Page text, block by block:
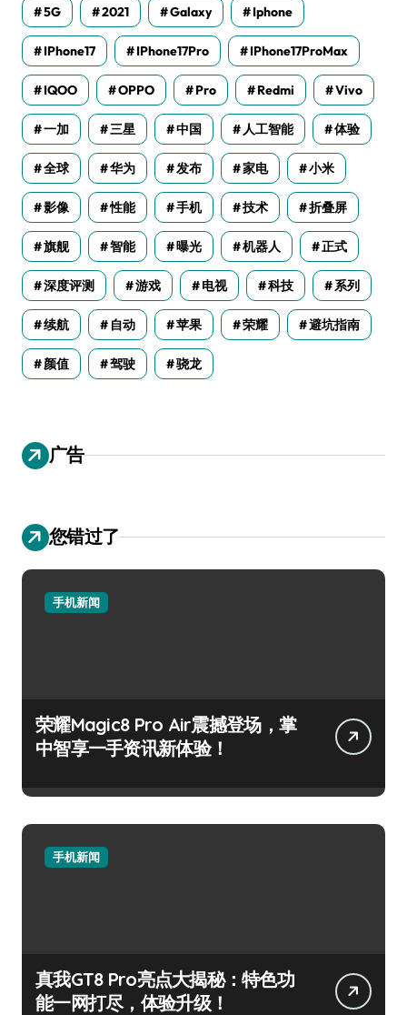
5G 2021 Galaxy Iphone
IPhone17 IPhone17Pro IPhone17ProMax
IQOO OPPO Pro Redmi Vivo
一加 三星 中国 人工智能 体验
全球 华为 发布 家电 小米
影像 性能 手机 技术 折叠屏
旗舰 智能 曝光 机器人 正式
深度评测 游戏 电视 科技 系列
续航 自动 苹果 荣耀 避坑指南
颜值 驾驶 骁龙
广告
您错过了
手机新闻
荣耀Magic8 Pro Air震撼登场，掌
中智享一手资讯新体验！
手机新闻
真我GT8 Pro亮点大揭秘：特色功
能一网打尽，体验升级！